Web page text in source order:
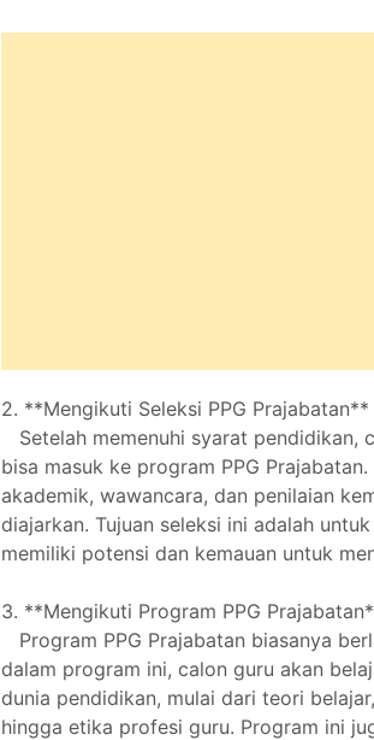
2. **Mengikuti Seleksi PPG Prajabatan**
Setelah memenuhi syarat pendidikan,
bisa masuk ke program PPG
akademik, wawancara, dan penilaian
diajarkan. Tujuan seleksi ini adalah
memiliki potensi dan kemauan untuk
3. **Mengikuti Program PPG
Program PPG Prajabatan biasanya
dalam program ini, calon guru akan
dunia pendidikan, mulai dari teori
hingga etika profesi guru. Program ini